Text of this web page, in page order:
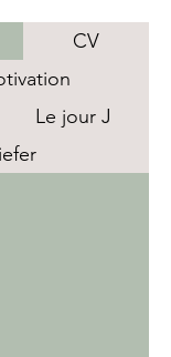
CV
Le jour J